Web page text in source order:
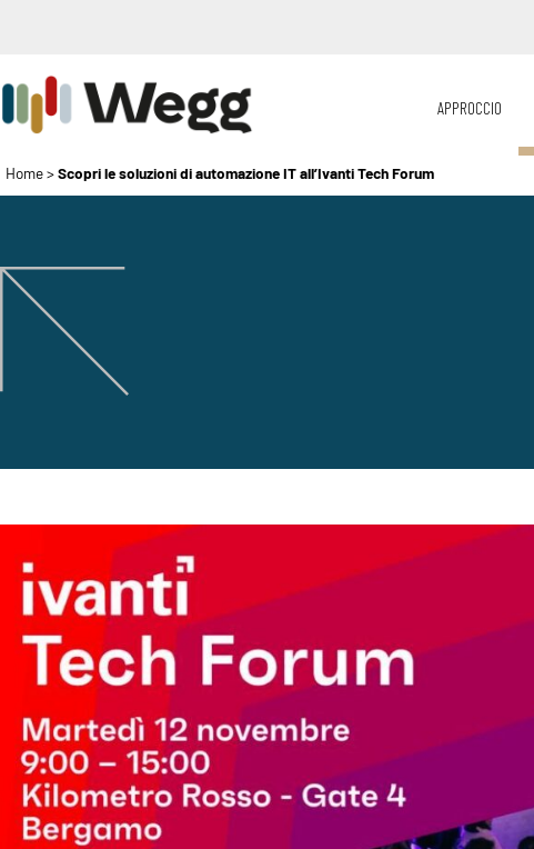
APPROCCIO
Home>Scopri le soluzioni di automazione IT all’Ivanti Tech Forum